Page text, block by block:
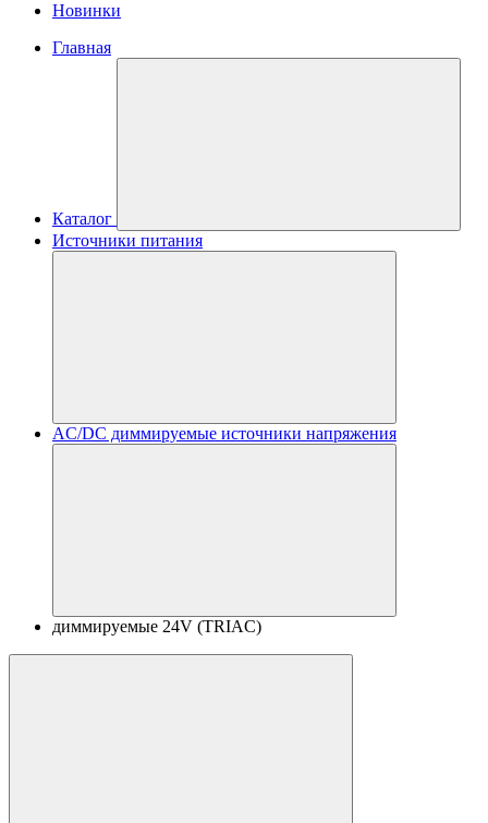
Новинки
Главная
Каталог
Источники питания
AC/DC диммируемые источники напряжения
диммируемые 24V (TRIAC)